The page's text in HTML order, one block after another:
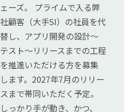
ェーズ。 プライムで入る弊
社顧客（大手SI）の社員を代
替し、アプリ開発の設計～
テスト～リリースまでの工程
を推進いただける方を募集
します。2027年7月のリリー
スまで帯同いただく予定。
しっかり手が動き、かつ、